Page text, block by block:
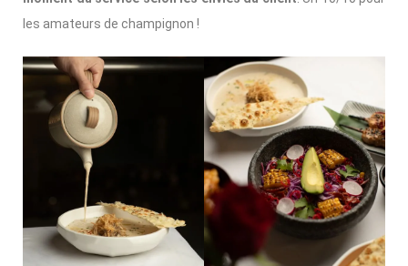
les amateurs de champignon !